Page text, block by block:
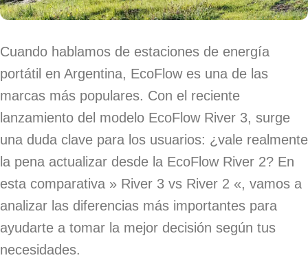
Cuando hablamos de estaciones de energía
portátil en Argentina, EcoFlow es una de las
marcas más populares. Con el reciente
lanzamiento del modelo EcoFlow River 3, surge
una duda clave para los usuarios: ¿vale realmente
la pena actualizar desde la EcoFlow River 2? En
esta comparativa » River 3 vs River 2 «, vamos a
analizar las diferencias más importantes para
ayudarte a tomar la mejor decisión según tus
necesidades.